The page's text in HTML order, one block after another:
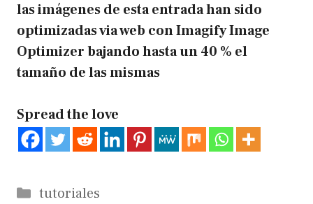
las imágenes de esta entrada han sido
optimizadas via web con Imagify Image
Optimizer bajando hasta un 40 % el
tamaño de las mismas
Spread the love
Categorías
tutoriales